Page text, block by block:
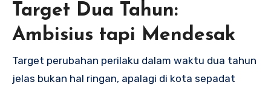
Target Dua Tahun:
Ambisius tapi Mendesak
Target perubahan perilaku dalam waktu dua tahun
jelas bukan hal ringan, apalagi di kota sepadat